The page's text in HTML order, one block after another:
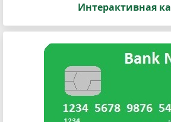
Интерактивная